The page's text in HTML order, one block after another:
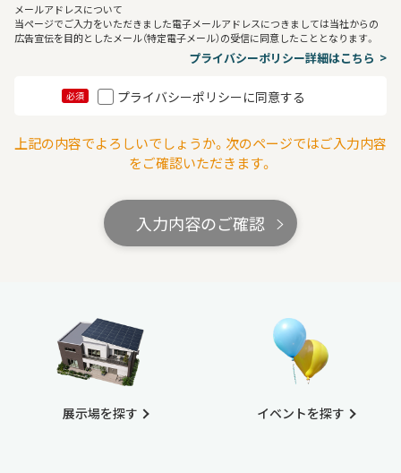
メールアドレスについて
当ページでご入力をいただきました電子メールアドレスにつきましては当社からの
広告宣伝を目的としたメール（特定電子メール）の受信に同意したこととなります。
プライバシーポリシー詳細はこちら
必須 プライバシーポリシーに同意する
上記の内容でよろしいでしょうか。次のページではご入力内容
をご確認いただきます。
入力内容のご確認
展示場を探す イベントを探す